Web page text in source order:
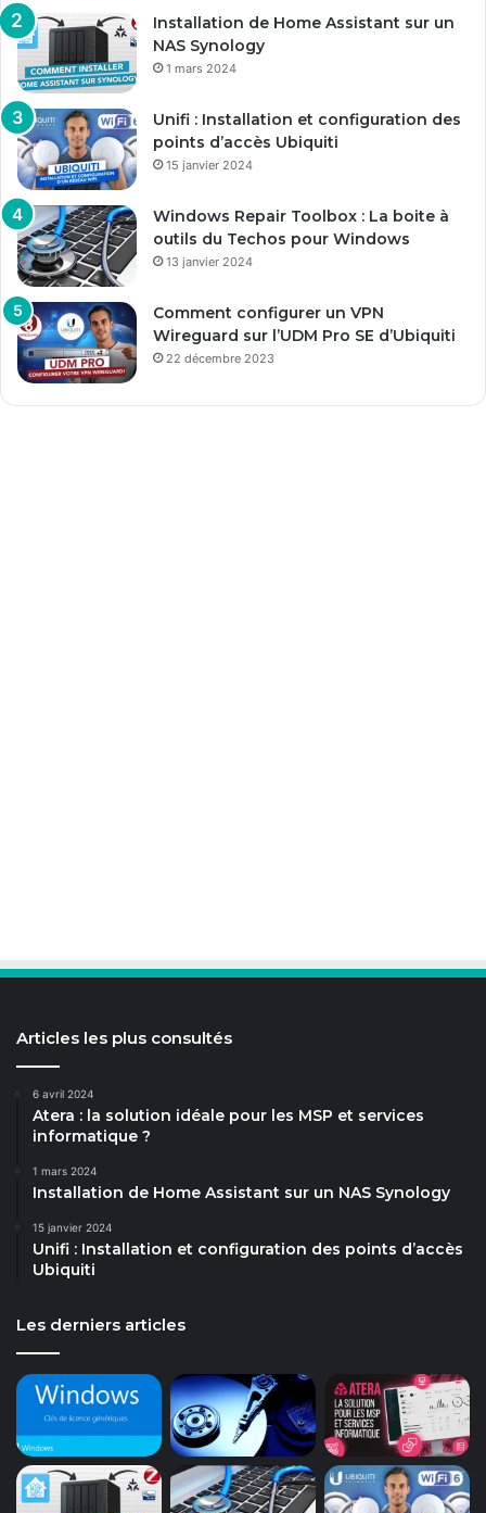
Installation de Home Assistant sur un
NAS Synology
1 mars 2024
Unifi : Installation et configuration des
points d’accès Ubiquiti
15 janvier 2024
Windows Repair Toolbox : La boite à
outils du Techos pour Windows
13 janvier 2024
Comment configurer un VPN
Wireguard sur l’UDM Pro SE d’Ubiquiti
22 décembre 2023
Articles les plus consultés
6 avril 2024
Atera : la solution idéale pour les MSP et services
informatique ?
1 mars 2024
Installation de Home Assistant sur un NAS Synology
15 janvier 2024
Unifi : Installation et configuration des points d’accès
Ubiquiti
Les derniers articles